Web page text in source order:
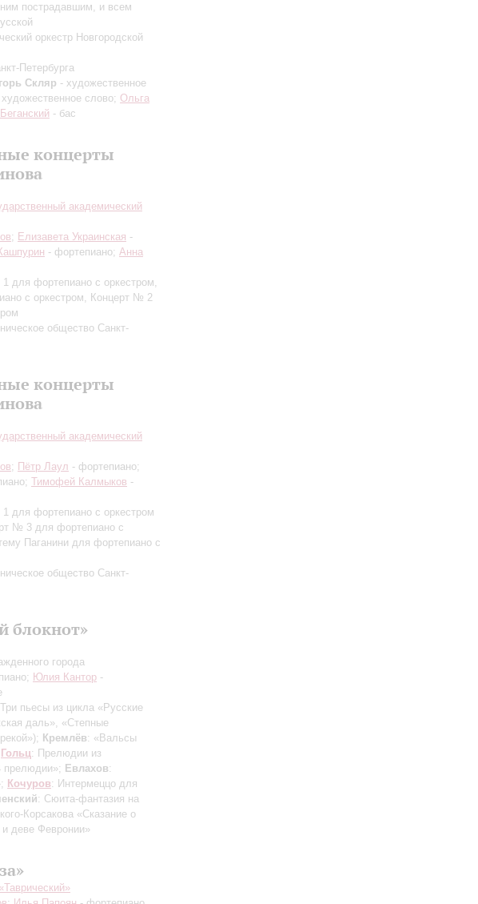
пострадавшим, и всем
оркестр Новгородской
Петербурга
Скляр - художественное
художественное слово; Ольга
- бас
концерты
академический
; Елизавета Украинская -
- фортепиано; Анна
для фортепиано с оркестром,
с оркестром, Концерт № 2
общество Санкт-
концерты
академический
; Пётр Лаул - фортепиано;
Тимофей Калмыков -
для фортепиано с оркестром
№ 3 для фортепиано с
Паганини для фортепиано с
общество Санкт-
блокнот»
города
Юлия Кантор -
пьесы из цикла «Русские
даль», «Степные
; Кремлёв: «Вальсы
Гольц: Прелюдии из
прелюдии»; Евлахов:
Кочуров: Интермеццо для
: Сюита-фантазия на
Корсакова «Сказание о
деве Февронии»